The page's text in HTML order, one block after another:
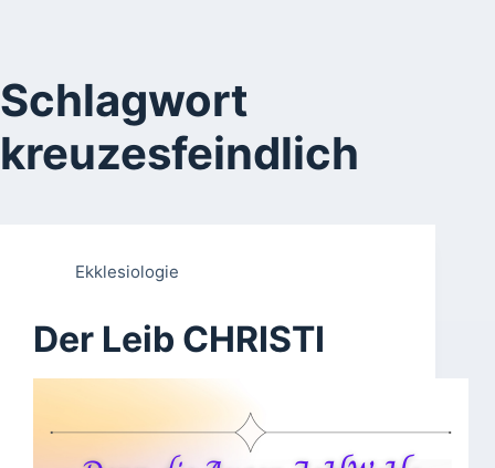
Schlagwort
kreuzesfeindlich
Ekklesiologie
Der Leib CHRISTI